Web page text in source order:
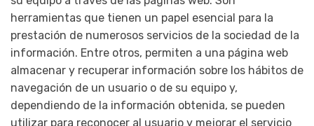
herramientas que tienen un papel esencial para la
prestación de numerosos servicios de la sociedad de la
información. Entre otros, permiten a una página web
almacenar y recuperar información sobre los hábitos de
navegación de un usuario o de su equipo y,
dependiendo de la información obtenida, se pueden
utilizar para reconocer al usuario y mejorar el servicio